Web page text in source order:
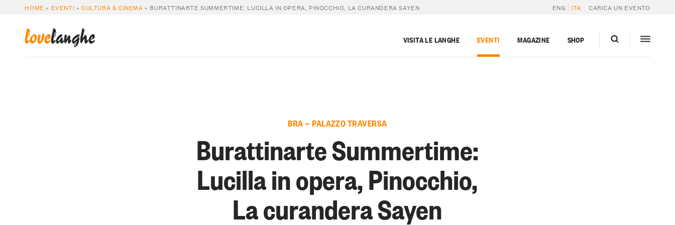
HOME » EVENTI »CULTURA & CINEMA » BURATTINARTE SUMMERTIME: LUCILLA IN OPERA, PINOCCHIO, LA CURANDERA SAYEN ENG ITA CARICA UN EVENTO
lovelanghe VISITA LE LANGHE EVENTI MAGAZINE SHOP
BRA — PALAZZO TRAVERSA
Burattinarte Summertime:
Lucilla in opera, Pinocchio,
La curandera Sayen